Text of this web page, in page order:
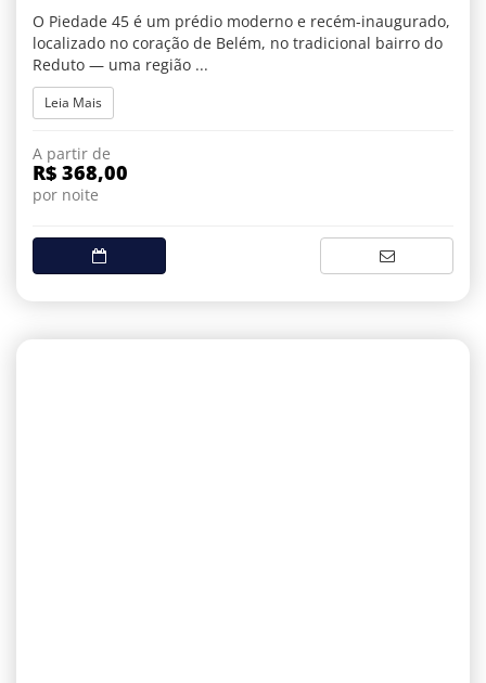
O Piedade 45 é um prédio moderno e recém-inaugurado,
localizado no coração de Belém, no tradicional bairro do
Reduto — uma região ...
Leia Mais
A partir de
R$ 368,00
por noite